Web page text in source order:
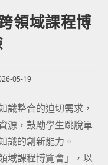
領域課程博
05-19
識整合的迫切需求，
源，鼓勵學生跳脫單
識的創新能力。
域課程博覽會」，以